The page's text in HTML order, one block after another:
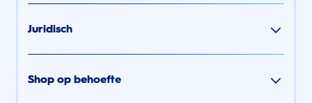
Juridisch
Shop op behoefte